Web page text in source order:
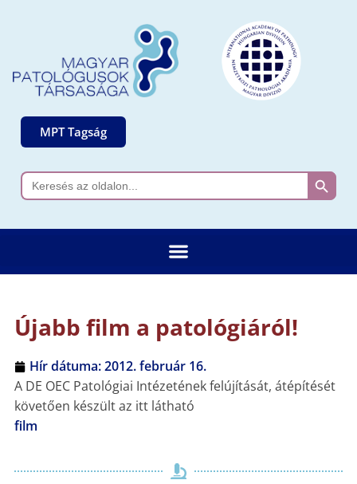
MPT Tagság
Search
for:
Search
Újabb film a patológiáról!
Hír dátuma:2012. február 16.
A DE OEC Patológiai Intézetének felújítását, átépítését
követően készült az itt látható
film